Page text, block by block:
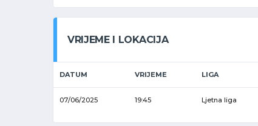
VRIJEME I LOKACIJA
DATUM VRIJEME LIGA
07/06/2025 19:45 Ljetna liga